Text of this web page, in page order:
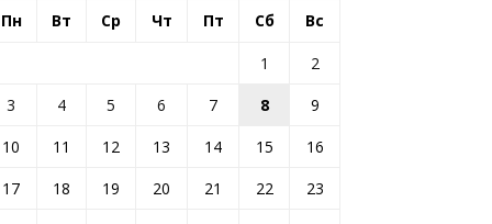
Пн Вт Ср Чт Пт Сб Вс
1
2
3
4 5 6 7 8
9
10
11 12 13 14 15
16
17
18 19 20 21 22
23